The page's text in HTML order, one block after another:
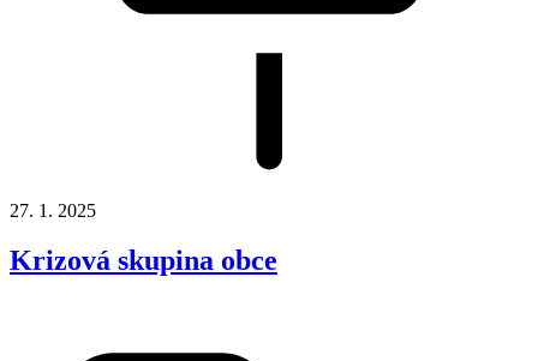
27. 1. 2025
Krizová skupina obce